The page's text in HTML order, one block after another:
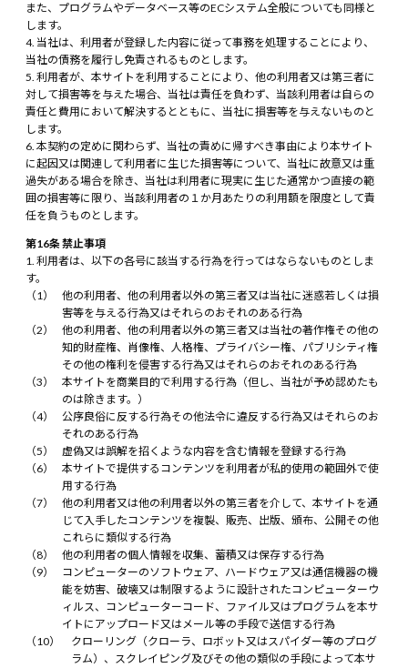
また、プログラムやデータベース等のECシステム全般についても同様と
します。
当社は、利用者が登録した内容に従って事務を処理することにより、
当社の債務を履行し免責されるものとします。
利用者が、本サイトを利用することにより、他の利用者又は第三者に
対して損害等を与えた場合、当社は責任を負わず、当該利用者は自らの
責任と費用において解決するとともに、当社に損害等を与えないものと
します。
本契約の定めに関わらず、当社の責めに帰すべき事由により本サイト
に起因又は関連して利用者に生じた損害等について、当社に故意又は重
過失がある場合を除き、当社は利用者に現実に生じた通常かつ直接の範
囲の損害等に限り、当該利用者の１か月あたりの利用額を限度として責
任を負うものとします。
第16条 禁止事項
利用者は、以下の各号に該当する行為を行ってはならないものとしま
す。
他の利用者、他の利用者以外の第三者又は当社に迷惑若しくは損
害等を与える行為又はそれらのおそれのある行為
他の利用者、他の利用者以外の第三者又は当社の著作権その他の
知的財産権、肖像権、人格権、プライバシー権、パブリシティ権
その他の権利を侵害する行為又はそれらのおそれのある行為
本サイトを商業目的で利用する行為（但し、当社が予め認めたも
のは除きます。）
公序良俗に反する行為その他法令に違反する行為又はそれらのお
それのある行為
虚偽又は誤解を招くような内容を含む情報を登録する行為
本サイトで提供するコンテンツを利用者が私的使用の範囲外で使
用する行為
他の利用者又は他の利用者以外の第三者を介して、本サイトを通
じて入手したコンテンツを複製、販売、出版、頒布、公開その他
これらに類似する行為
他の利用者の個人情報を収集、蓄積又は保存する行為
コンピューターのソフトウェア、ハードウェア又は通信機器の機
能を妨害、破壊又は制限するように設計されたコンピューターウ
ィルス、コンピューターコード、ファイル又はプログラムを本サ
イトにアップロード又はメール等の手段で送信する行為
クローリング（クローラ、ロボット又はスパイダー等のプログ
ラム）、スクレイピング及びその他の類似の手段によって本サ